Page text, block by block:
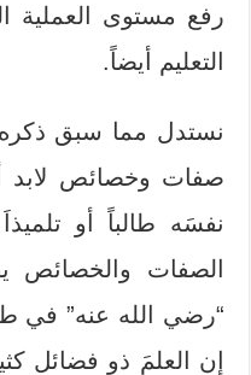
رفع مستوى العملية
التعليم أيضاً.
نستدل مما سبق ذكره
صفات وخصائص لابد
نفسَه طالباً أو
الصفات
“رضي الله عنه” في
إن العلمَ ذو فضائل